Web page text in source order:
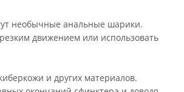
необычные анальные шарики.
движением или использовать
и других материалов.